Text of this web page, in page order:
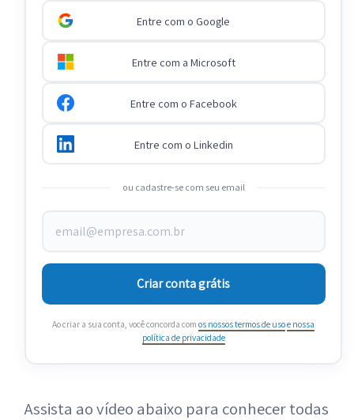
Entre com o Google
Entre com a Microsoft
Entre com o Facebook
Entre com o Linkedin
ou cadastre-se com seu email
Criar conta grátis
Ao criar a sua conta, você concorda com os nossos termos de usoe nossa
política de privacidade
Assista ao vídeo abaixo para conhecer todas